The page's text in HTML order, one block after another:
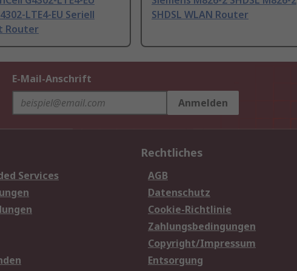
LTE4-EU Seriell
Router
SHDSL WLAN Router
E-Mail-Anschrift
Anmelden
Services
Rechtliches
AGB
Datenschutz
Cookie-Richtlinie
Zahlungsbedingungen
Copyright/Impressum
Entsorgung